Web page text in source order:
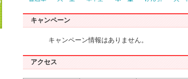
キャンペーン
キャンペーン情報はありません。
アクセス